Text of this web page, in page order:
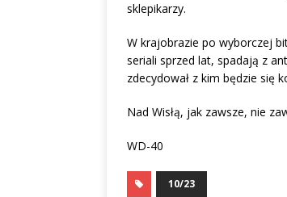
sklepikarzy.
W krajobrazie po wyborczej
seriali sprzed lat, spadają z
zdecydował z kim będzie się
Nad Wisłą, jak zawsze, nie
WD-40
10/23